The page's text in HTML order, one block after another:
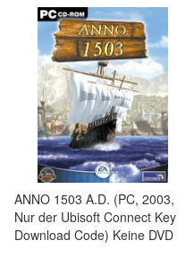
ANNO 1503 A.D. (PC, 2003,
Nur der Ubisoft Connect Key
Download Code) Keine DVD